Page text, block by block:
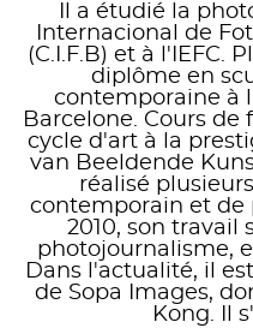
Il a étudié la
Internacional de
(C.I.F.B) et à l'IEFC.
diplôme en
contemporaine à
Barcelone. Cours
cycle d'art à la
van Beeldende
réalisé
contemporain et de
2010, son travail
photojournalisme,
Dans l'actualité, il
de Sopa Images,
Kong. Il